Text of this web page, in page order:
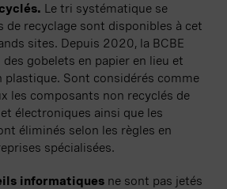
. Le tri systématique se
de recyclage sont disponibles à cet
sites. Depuis 2020, la BCBE
gobelets en papier en lieu et
plastique. Sont considérés comme
les composants non recyclés de
électroniques ainsi que les
éliminés selon les règles en
spécialisées.
informatiques ne sont pas jetés